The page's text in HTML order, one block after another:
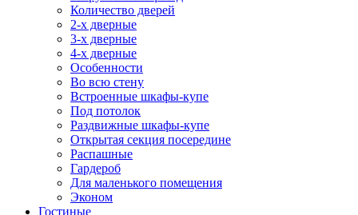
Количество дверей
2-х дверные
3-х дверные
4-х дверные
Особенности
Во всю стену
Встроенные шкафы-купе
Под потолок
Раздвижные шкафы-купе
Открытая секция посередине
Распашные
Гардероб
Для маленького помещения
Эконом
Гостиные